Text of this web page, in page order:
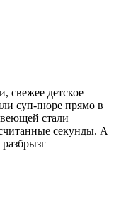
свежее детское
суп-пюре прямо в
стали
секунды. А